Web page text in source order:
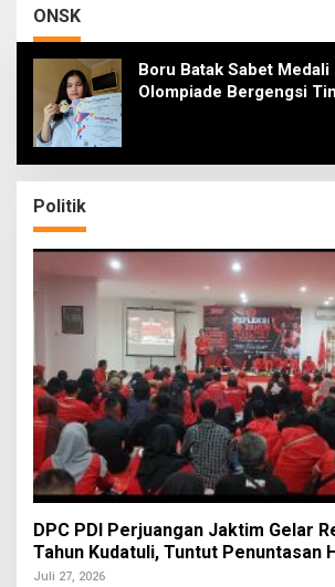
Malaysia
ONSK
Boru Batak Sabet Medali
Olompiade Bergengsi
Politik
DPC PDI Perjuangan Jaktim Gelar
Tahun Kudatuli, Tuntut Penuntasan
Intelektual
Juli 27, 2026